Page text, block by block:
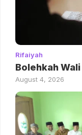
Rifaiyah
Bolehkah
August 4, 2026